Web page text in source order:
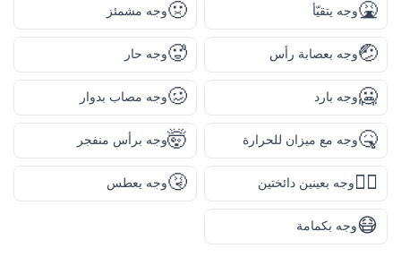
🤮وجه يتقيّأ 🤢وجه مشمئز
🤕وجه بعصابة رأس 🥵وجه حار
🥶وجه بارد 🥴وجه مصاب بدوار
🤒وجه مع ميزان للحرارة 🤯وجه برأس منفجر
😵‍💫وجه بعينين دائختين 🤧وجه يعطس
😷وجه بكمامة